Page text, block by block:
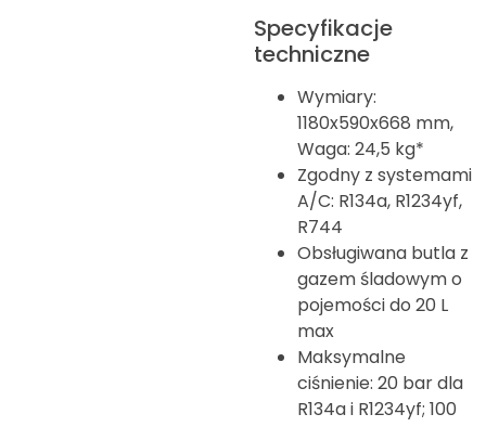
Specyfikacje
techniczne
Wymiary:
1180x590x668 mm,
Waga: 24,5 kg*
Zgodny z systemami
A/C: R134a, R1234yf,
R744
Obsługiwana butla z
gazem śladowym o
pojemości do 20 L
max
Maksymalne
ciśnienie: 20 bar dla
R134a i R1234yf; 100